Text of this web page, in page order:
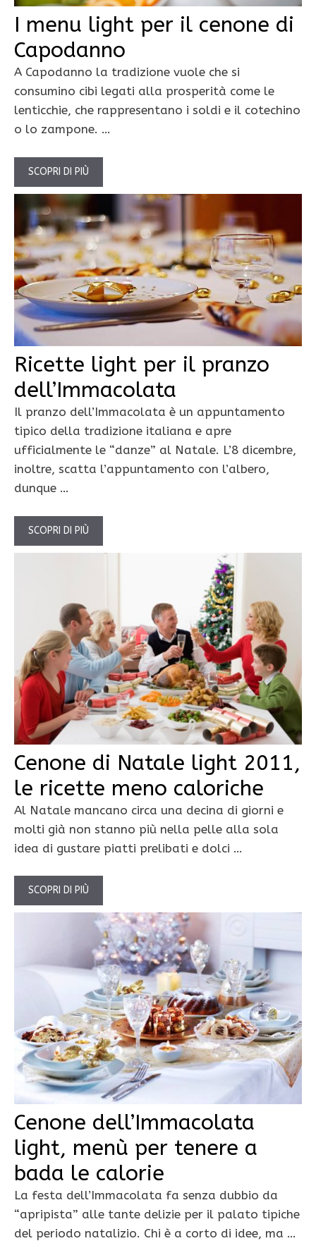
I menu light per il cenone di
Capodanno
A Capodanno la tradizione vuole che si
consumino cibi legati alla prosperità come le
lenticchie, che rappresentano i soldi e il cotechino
o lo zampone. …
SCOPRI DI PIÙ
Ricette light per il pranzo
dell’Immacolata
Il pranzo dell’Immacolata è un appuntamento
tipico della tradizione italiana e apre
ufficialmente le “danze” al Natale. L’8 dicembre,
inoltre, scatta l’appuntamento con l’albero,
dunque …
SCOPRI DI PIÙ
Cenone di Natale light 2011,
le ricette meno caloriche
Al Natale mancano circa una decina di giorni e
molti già non stanno più nella pelle alla sola
idea di gustare piatti prelibati e dolci …
SCOPRI DI PIÙ
Cenone dell’Immacolata
light, menù per tenere a
bada le calorie
La festa dell’Immacolata fa senza dubbio da
“apripista” alle tante delizie per il palato tipiche
del periodo natalizio. Chi è a corto di idee, ma …